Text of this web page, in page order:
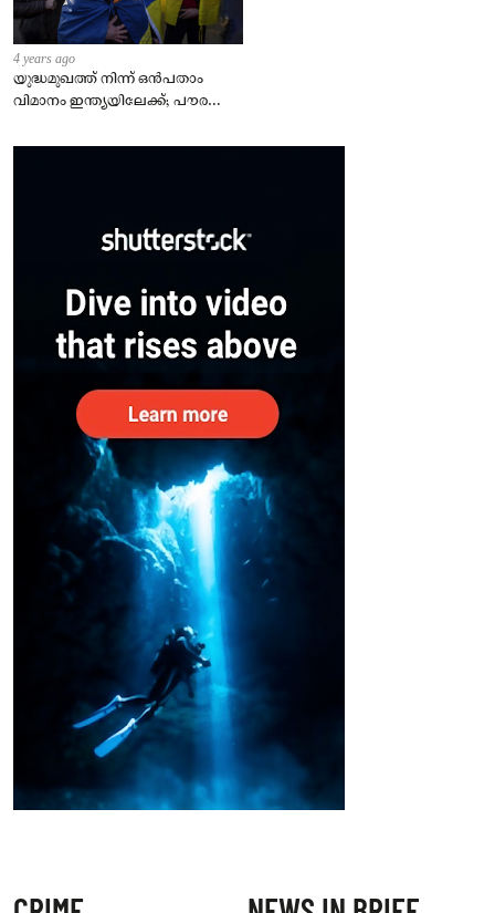
4 years ago
യുദ്ധമുഖത്ത് നിന്ന് ഒൻപതാം
വിമാനം ഇന്ത്യയിലേക്ക്; പൗരന്മാർ
– കേന്ദ്രം